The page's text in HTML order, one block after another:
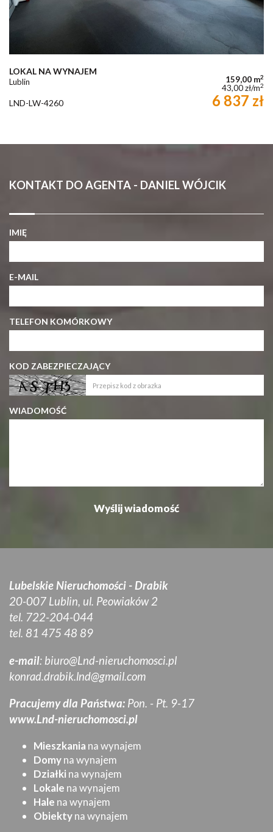
LOKAL NA WYNAJEM
Lublin 159,00 m2
43,00 zł/m2
LND-LW-4260 6 837 zł
KONTAKT DO AGENTA - DANIEL WÓJCIK
IMIĘ
E-MAIL
TELEFON KOMÓRKOWY
KOD ZABEZPIECZAJĄCY
WIADOMOŚĆ
Lubelskie Nieruchomości - Drabik
20-007 Lublin, ul. Peowiaków 2
tel. 722-204-044
tel. 81 475 48 89
e-mail: biuro@Lnd-nieruchomosci.pl
konrad.drabik.lnd@gmail.com
Pracujemy dla Państwa: Pon. - Pt. 9-17
www.Lnd-nieruchomosci.pl
Mieszkania na wynajem
Domyna wynajem
Działki na wynajem
Lokale na wynajem
Hale na wynajem
Obiektyna wynajem